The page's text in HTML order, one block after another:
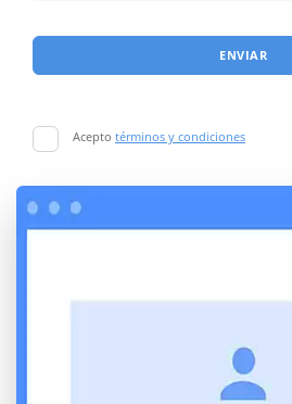
ENVIAR
Acepto términos y condiciones